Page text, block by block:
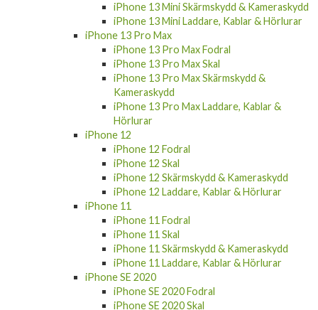
iPhone 13 Mini Skärmskydd & Kameraskydd
iPhone 13 Mini Laddare, Kablar & Hörlurar
iPhone 13 Pro Max
iPhone 13 Pro Max Fodral
iPhone 13 Pro Max Skal
iPhone 13 Pro Max Skärmskydd &
Kameraskydd
iPhone 13 Pro Max Laddare, Kablar &
Hörlurar
iPhone 12
iPhone 12 Fodral
iPhone 12 Skal
iPhone 12 Skärmskydd & Kameraskydd
iPhone 12 Laddare, Kablar & Hörlurar
iPhone 11
iPhone 11 Fodral
iPhone 11 Skal
iPhone 11 Skärmskydd & Kameraskydd
iPhone 11 Laddare, Kablar & Hörlurar
iPhone SE 2020
iPhone SE 2020 Fodral
iPhone SE 2020 Skal